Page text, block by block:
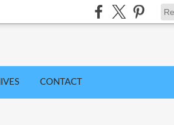
CONTACT